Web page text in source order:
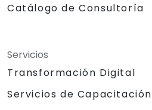
Catálogo de Consultoría
Servicios
Transformación Digital
Servicios de